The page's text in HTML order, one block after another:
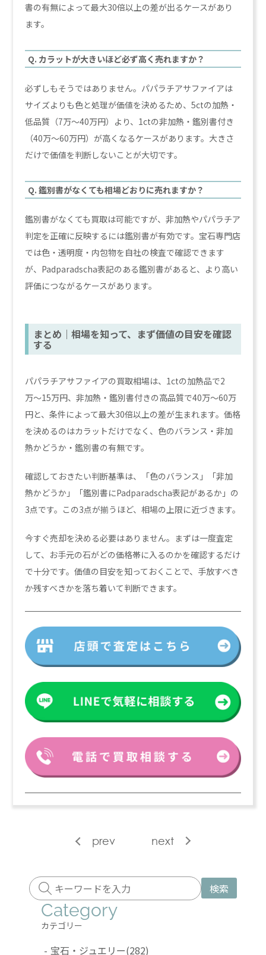
書の有無によって最大30倍以上の差が出るケースがあり
ます。
Q. カラットが大きいほど必ず高く売れますか？
必ずしもそうではありません。パパラチアサファイアは
サイズよりも色と処理が価値を決めるため、5ctの加熱・
低品質（7万〜40万円）より、1ctの非加熱・鑑別書付き
（40万〜60万円）が高くなるケースがあります。大きさ
だけで価値を判断しないことが大切です。
Q. 鑑別書がなくても相場どおりに売れますか？
鑑別書がなくても買取は可能ですが、非加熱やパパラチア
判定を正確に反映するには鑑別書が有効です。宝石専門店
では色・透明度・内包物を自社の検査で確認できます
が、Padparadscha表記のある鑑別書があると、より高い
評価につながるケースがあります。
まとめ｜相場を知って、まず価値の目安を確認
する
パパラチアサファイアの買取相場は、1ctの加熱品で2
万〜15万円、非加熱・鑑別書付きの高品質で40万〜60万
円と、条件によって最大30倍以上の差が生まれます。価格
を決めるのはカラットだけでなく、色のバランス・非加
熱かどうか・鑑別書の有無です。
確認しておきたい判断基準は、「色のバランス」「非加
熱かどうか」「鑑別書にPadparadscha表記があるか」の
3点です。この3点が揃うほど、相場の上限に近づきます。
今すぐ売却を決める必要はありません。まずは一度査定
して、お手元の石がどの価格帯に入るのかを確認するだけ
で十分です。価値の目安を知っておくことで、手放すべき
か残すべきかを落ち着いて判断できます。
prev next
検索
Category
カテゴリー
- 宝石・ジュエリー(282)